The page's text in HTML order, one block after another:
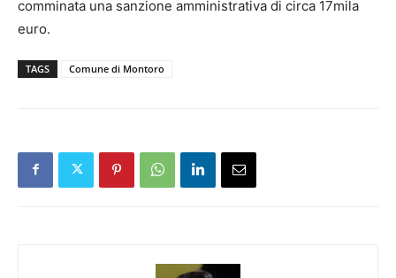
comminata una sanzione amministrativa di circa 17mila
euro.
TAGS Comune di Montoro